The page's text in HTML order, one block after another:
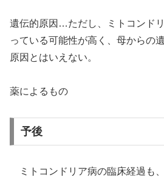
遺伝的原因…ただし、ミトコンド
っている可能性が高く、母からの
原因とはいえない。
薬によるもの
予後
ミトコンドリア病の臨床経過も